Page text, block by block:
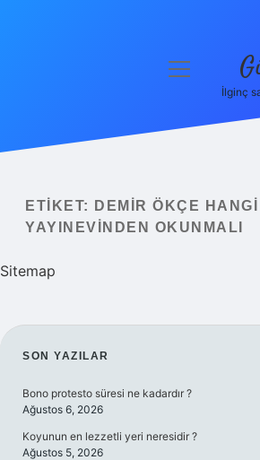
Yasal Uyarı
menüyü
İlginç
ETIKET:
DEMIR ÖKÇE HANGI
YAYINEVINDEN OKUNMALI
Sitemap
SIDEBAR
SON YAZILAR
Bono protesto süresi ne kadardır ?
Ağustos 6, 2026
Koyunun en lezzetli yeri neresidir ?
Ağustos 5, 2026